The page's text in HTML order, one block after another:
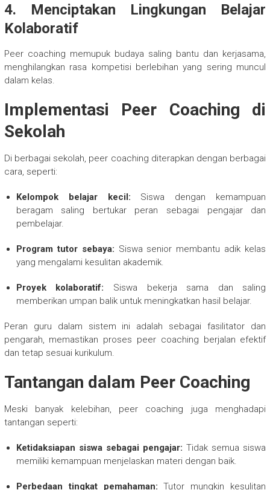
4. Menciptakan Lingkungan Belajar
Kolaboratif
Peer coaching memupuk budaya saling bantu dan kerjasama,
menghilangkan rasa kompetisi berlebihan yang sering muncul
dalam kelas.
Implementasi Peer Coaching di
Sekolah
Di berbagai sekolah, peer coaching diterapkan dengan berbagai
cara, seperti:
Kelompok belajar kecil: Siswa dengan kemampuan
beragam saling bertukar peran sebagai pengajar dan
pembelajar.
Program tutor sebaya: Siswa senior membantu adik kelas
yang mengalami kesulitan akademik.
Proyek kolaboratif: Siswa bekerja sama dan saling
memberikan umpan balik untuk meningkatkan hasil belajar.
Peran guru dalam sistem ini adalah sebagai fasilitator dan
pengarah, memastikan proses peer coaching berjalan efektif
dan tetap sesuai kurikulum.
Tantangan dalam Peer Coaching
Meski banyak kelebihan, peer coaching juga menghadapi
tantangan seperti:
Ketidaksiapan siswa sebagai pengajar: Tidak semua siswa
memiliki kemampuan menjelaskan materi dengan baik.
Perbedaan tingkat pemahaman: Tutor mungkin kesulitan